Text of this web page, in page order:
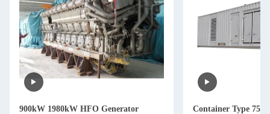
900kW 1980kW HFO Generator
Container Type